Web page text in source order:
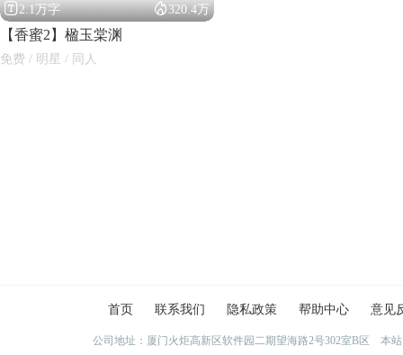
2.1万字 320.4万
【香蜜2】楹玉棠渊
免费 / 明星 / 同人
首页 联系我们 隐私政策 帮助中心 意见
公司地址：厦门火炬高新区软件园二期望海路2号302室B区 本